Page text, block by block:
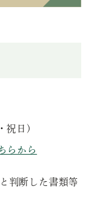
祝日)
らから
判断した書類等